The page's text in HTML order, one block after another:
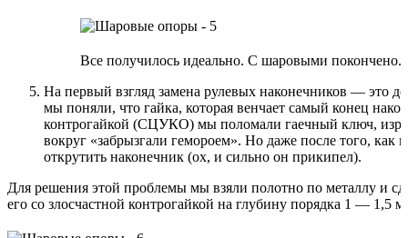
Все получилось идеально. С шаровыми покончено.
На первый взгляд замена рулевых наконечников — это
мы поняли, что гайка, которая венчает самый конец
контрогайкой (СЦУКО) мы поломали гаечный ключ,
вокруг «забрызгали гемороем». Но даже после того,
открутить наконечник (ох, и сильно он прикипел).
Для решения этой проблемы мы взяли полотно по металлу и
его со злосчастной контрогайкой на глубину порядка 1 — 1,5